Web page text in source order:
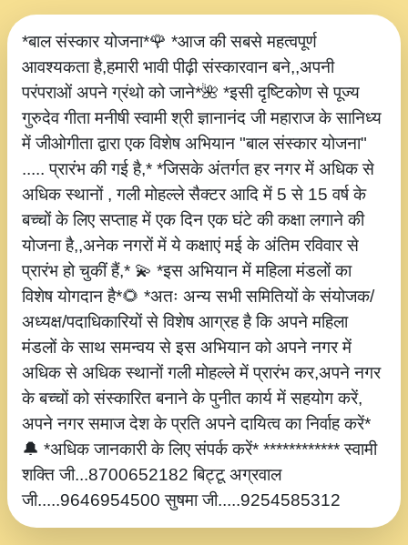
*बाल संस्कार योजना*🌹 *आज की सबसे महत्वपूर्ण
आवश्यकता है,हमारी भावी पीढ़ी संस्कारवान बने,,अपनी
परंपराओं अपने ग्रंथो को जाने*🌺 *इसी दृष्टिकोण से पूज्य
गुरुदेव गीता मनीषी स्वामी श्री ज्ञानानंद जी महाराज के सानिध्य
में जीओगीता द्वारा एक विशेष अभियान "बाल संस्कार योजना"
..... प्रारंभ की गई है,* *जिसके अंतर्गत हर नगर में अधिक से
अधिक स्थानों , गली मोहल्ले सैक्टर आदि में 5 से 15 वर्ष के
बच्चों के लिए सप्ताह में एक दिन एक घंटे की कक्षा लगाने की
योजना है,,अनेक नगरों में ये कक्षाएं मई के अंतिम रविवार से
प्रारंभ हो चुकीं हैं,* 💫 *इस अभियान में महिला मंडलों का
विशेष योगदान है*🌻 *अतः अन्य सभी समितियों के संयोजक/
अध्यक्ष/पदाधिकारियों से विशेष आग्रह है कि अपने महिला
मंडलों के साथ समन्वय से इस अभियान को अपने नगर में
अधिक से अधिक स्थानों गली मोहल्ले में प्रारंभ कर,अपने नगर
के बच्चों को संस्कारित बनाने के पुनीत कार्य में सहयोग करें,
अपने नगर समाज देश के प्रति अपने दायित्व का निर्वाह करें*
🔔 *अधिक जानकारी के लिए संपर्क करें* ************ स्वामी
शक्ति जी...8700652182 बिट्टू अग्रवाल
जी.....9646954500 सुषमा जी.....9254585312